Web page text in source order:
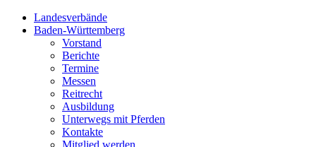
Landesverbände
Baden-Württemberg
Vorstand
Berichte
Termine
Messen
Reitrecht
Ausbildung
Unterwegs mit Pferden
Kontakte
Mitglied werden